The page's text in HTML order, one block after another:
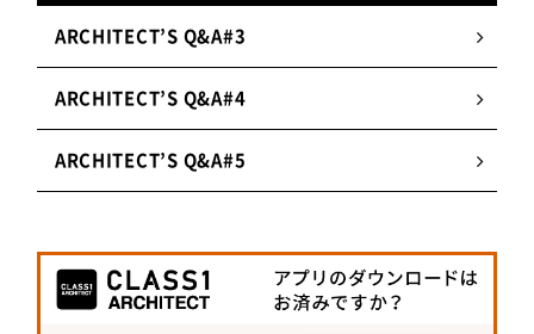
ARCHITECT’S Q&A#3
ARCHITECT’S Q&A#4
ARCHITECT’S Q&A#5